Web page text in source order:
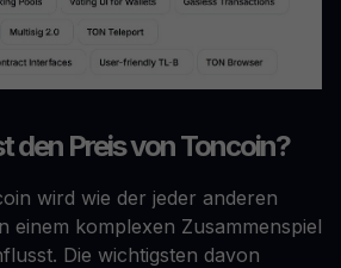
den Preis von Toncoin?
wird wie der jeder anderen
einem komplexen Zusammenspiel
Die wichtigsten davon